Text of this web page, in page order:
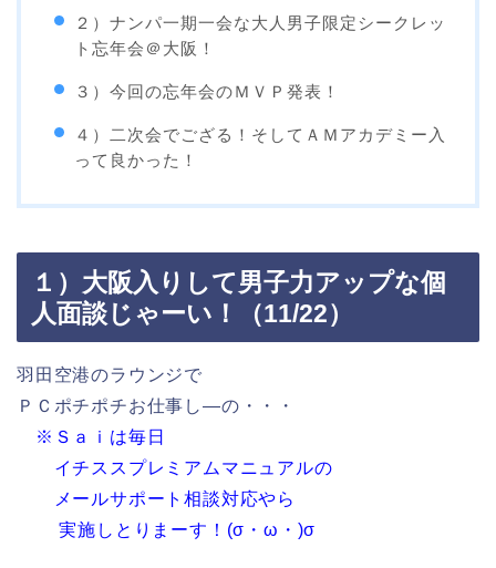
２）ナンパ一期一会な大人男子限定シークレッ
ト忘年会＠大阪！
３）今回の忘年会のＭＶＰ発表！
４）二次会でござる！そしてＡＭアカデミー入
って良かった！
１）大阪入りして男子力アップな個
人面談じゃーい！（11/22）
羽田空港のラウンジで
ＰＣポチポチお仕事し―の・・・
※Ｓａｉは毎日
イチススプレミアムマニュアルの
メールサポート相談対応やら
実施しとりまーす！(σ・ω・)σ